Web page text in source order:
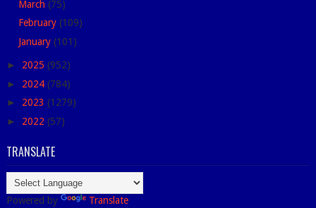
March (75)
February (109)
January (101)
► 2025 (952)
► 2024 (784)
► 2023 (1279)
► 2022 (57)
TRANSLATE
Powered by Translate